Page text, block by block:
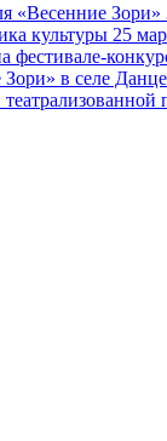
«Весенние Зори»
культуры 25
в селе